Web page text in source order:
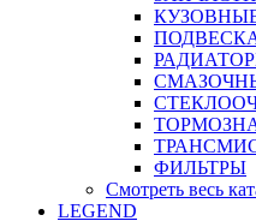
ФИЛЬТРЫ
Смотреть весь
LEGEND